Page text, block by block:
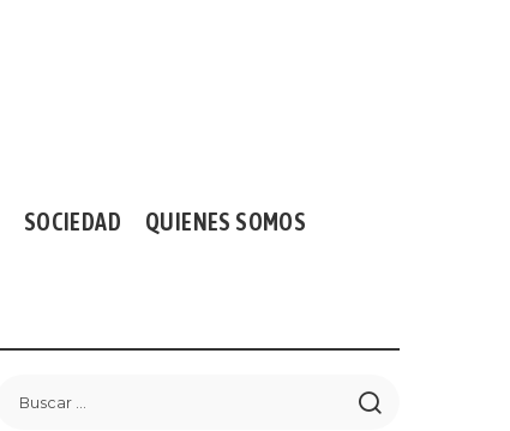
SOCIEDAD QUIENES SOMOS